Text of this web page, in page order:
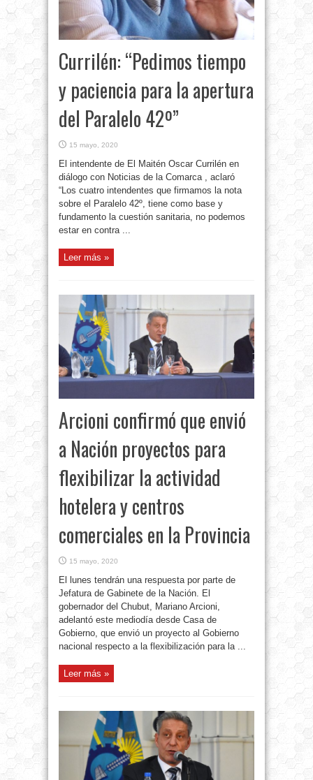
Currilén: “Pedimos tiempo
y paciencia para la apertura
del Paralelo 42º”
15 mayo, 2020
El intendente de El Maitén Oscar Currilén en
diálogo con Noticias de la Comarca , aclaró
“Los cuatro intendentes que firmamos la nota
sobre el Paralelo 42º, tiene como base y
fundamento la cuestión sanitaria, no podemos
estar en contra ...
Leer más »
Arcioni confirmó que envió
a Nación proyectos para
flexibilizar la actividad
hotelera y centros
comerciales en la Provincia
15 mayo, 2020
El lunes tendrán una respuesta por parte de
Jefatura de Gabinete de la Nación. El
gobernador del Chubut, Mariano Arcioni,
adelantó este mediodía desde Casa de
Gobierno, que envió un proyecto al Gobierno
nacional respecto a la flexibilización para la ...
Leer más »